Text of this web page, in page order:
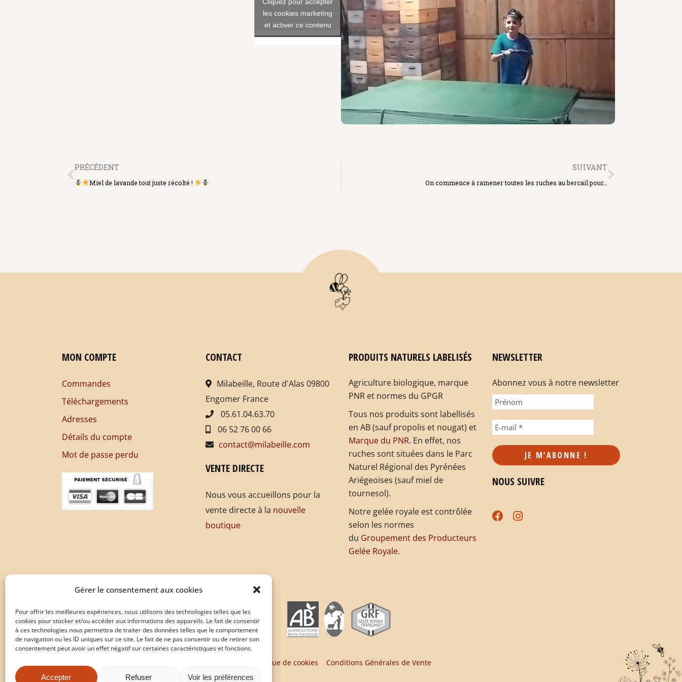
Gérer le consentement aux cookies
Pour offrir les meilleures expériences, nous utilisons des technologies telles que les
cookies pour stocker et/ou accéder aux informations des appareils. Le fait de consentir
à ces technologies nous permettra de traiter des données telles que le comportement
de navigation ou les ID uniques sur ce site. Le fait de ne pas consentir ou de retirer son
consentement peut avoir un effet négatif sur certaines caractéristiques et fonctions.
Accepter Refuser Voir les préférences
SAVONS
CARTE CADEAU
les cookies marketing
et activer ce contenu
PRÉCÉDENT
Miel de lavande tout juste récolté !
SUIVANT
On commence à ramener toutes les ruches au bercail pour…
MON COMPTE
Commandes
Téléchargements
Adresses
Détails du compte
Mot de passe perdu
CONTACT
Milabeille, Route d'Alas 09800
Engomer France
05.61.04.63.70
06 52 76 00 66
contact@milabeille.com
VENTE DIRECTE
Nous vous accueillons pour la
vente directe à la nouvelle
boutique
PRODUITS NATURELS LABELISÉS
Agriculture biologique, marque
PNR et normes du GPGR
Tous nos produits sont labellisés
en AB (sauf propolis et nougat) et
Marque du PNR. En effet, nos
ruches sont situées dans le Parc
Naturel Régional des Pyrénées
Ariégeoises (sauf miel de
tournesol).
Notre gelée royale est contrôlée
selon les normes
du Groupement des Producteurs
Gelée Royale.
NEWSLETTER
Abonnez vous à notre newsletter
NOUS SUIVRE
Politique de cookies Conditions Générales de Vente